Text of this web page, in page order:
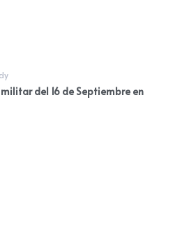
del 16 de Septiembre en